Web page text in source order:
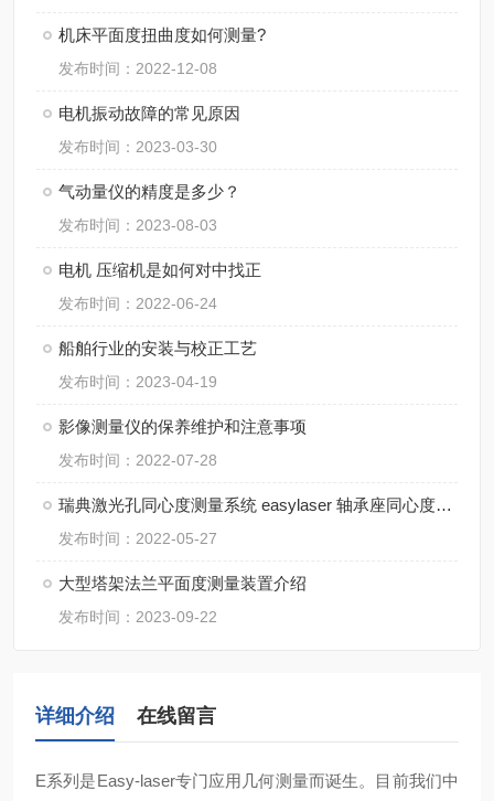
机床平面度扭曲度如何测量?
发布时间：2022-12-08
电机振动故障的常见原因
发布时间：2023-03-30
气动量仪的精度是多少？
发布时间：2023-08-03
电机 压缩机是如何对中找正
发布时间：2022-06-24
船舶行业的安装与校正工艺
发布时间：2023-04-19
影像测量仪的保养维护和注意事项
发布时间：2022-07-28
瑞典激光孔同心度测量系统 easylaser 轴承座同心度测量方法
发布时间：2022-05-27
大型塔架法兰平面度测量装置介绍
发布时间：2023-09-22
详细介绍 在线留言
E系列是Easy-laser专门应用几何测量而诞生。目前我们中